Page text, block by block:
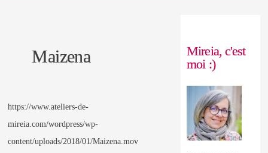
Maizena
https://www.ateliers-de-
mireia.com/wordpress/wp-
content/uploads/2018/01/Maizena.mov
Mireia, c'est
moi :)